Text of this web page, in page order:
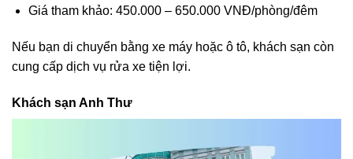
Giá tham khảo: 450.000 – 650.000 VNĐ/phòng/đêm
Nếu bạn di chuyển bằng xe máy hoặc ô tô, khách sạn còn
cung cấp dịch vụ rửa xe tiện lợi.
Khách sạn Anh Thư